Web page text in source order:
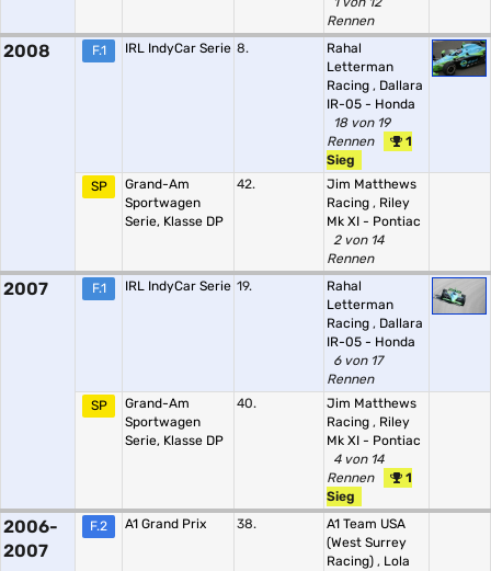
Rennen
2008 F.1 IRL IndyCar Serie 8.
Rahal
Letterman
Racing , Dallara
IR-05 - Honda
18 von 19
Rennen
1
Sieg
SP
Grand-Am
Sportwagen
Serie, Klasse DP
42.
Jim Matthews
Racing , Riley
Mk XI - Pontiac
2 von 14
Rennen
2007 F.1 IRL IndyCar Serie 19.
Rahal
Letterman
Racing , Dallara
IR-05 - Honda
6 von 17
Rennen
SP
Grand-Am
Sportwagen
Serie, Klasse DP
40.
Jim Matthews
Racing , Riley
Mk XI - Pontiac
4 von 14
Rennen
1
Sieg
2006-
2007
F.2 A1 Grand Prix 38.
A1 Team USA
(West Surrey
Racing) , Lola